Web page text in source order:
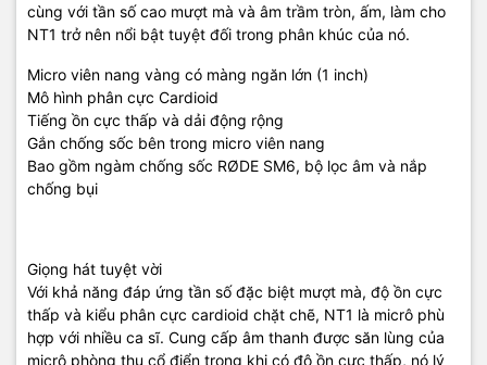
cùng với tần số cao mượt mà và âm trầm tròn, ấm, làm cho
NT1 trở nên nổi bật tuyệt đối trong phân khúc của nó.
Micro viên nang vàng có màng ngăn lớn (1 inch)
Mô hình phân cực Cardioid
Tiếng ồn cực thấp và dải động rộng
Gắn chống sốc bên trong micro viên nang
Bao gồm ngàm chống sốc RØDE SM6, bộ lọc âm và nắp
chống bụi
Giọng hát tuyệt vời
Với khả năng đáp ứng tần số đặc biệt mượt mà, độ ồn cực
thấp và kiểu phân cực cardioid chặt chẽ, NT1 là micrô phù
hợp với nhiều ca sĩ. Cung cấp âm thanh được săn lùng của
micrô phòng thu cổ điển trong khi có độ ồn cực thấp, nó lý